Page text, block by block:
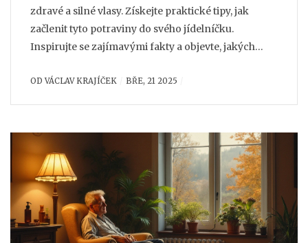
zdravé a silné vlasy. Získejte praktické tipy, jak
začlenit tyto potraviny do svého jídelníčku.
Inspirujte se zajímavými fakty a objevte, jakých
nádherným vlasům díky správné výživě.
ODVÁCLAV KRAJÍČEK BŘE, 21 2025